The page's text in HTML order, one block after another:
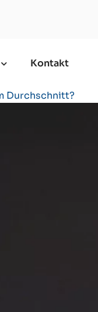
Kontakt
Durchschnitt?